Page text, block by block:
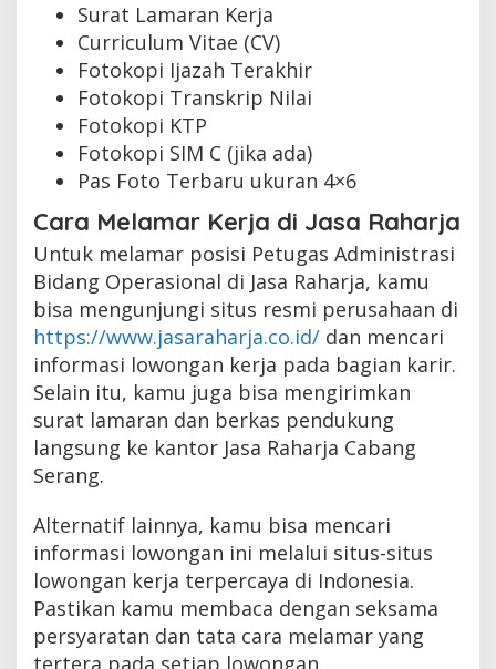
Surat Lamaran Kerja
Curriculum Vitae (CV)
Fotokopi Ijazah Terakhir
Fotokopi Transkrip Nilai
Fotokopi KTP
Fotokopi SIM C (jika ada)
Pas Foto Terbaru ukuran 4×6
Cara Melamar Kerja di Jasa Raharja
Untuk melamar posisi Petugas Administrasi
Bidang Operasional di Jasa Raharja, kamu
bisa mengunjungi situs resmi perusahaan di
https://www.jasaraharja.co.id/ dan mencari
informasi lowongan kerja pada bagian karir.
Selain itu, kamu juga bisa mengirimkan
surat lamaran dan berkas pendukung
langsung ke kantor Jasa Raharja Cabang
Serang.
Alternatif lainnya, kamu bisa mencari
informasi lowongan ini melalui situs-situs
lowongan kerja terpercaya di Indonesia.
Pastikan kamu membaca dengan seksama
persyaratan dan tata cara melamar yang
tertera pada setiap lowongan.